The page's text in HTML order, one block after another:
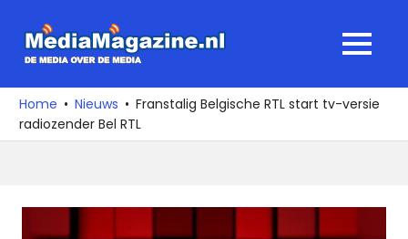
naar
media
over
de
MENU
Home Nieuws
Franstalig Belgische RTL start tv-versie
radiozender Bel RTL